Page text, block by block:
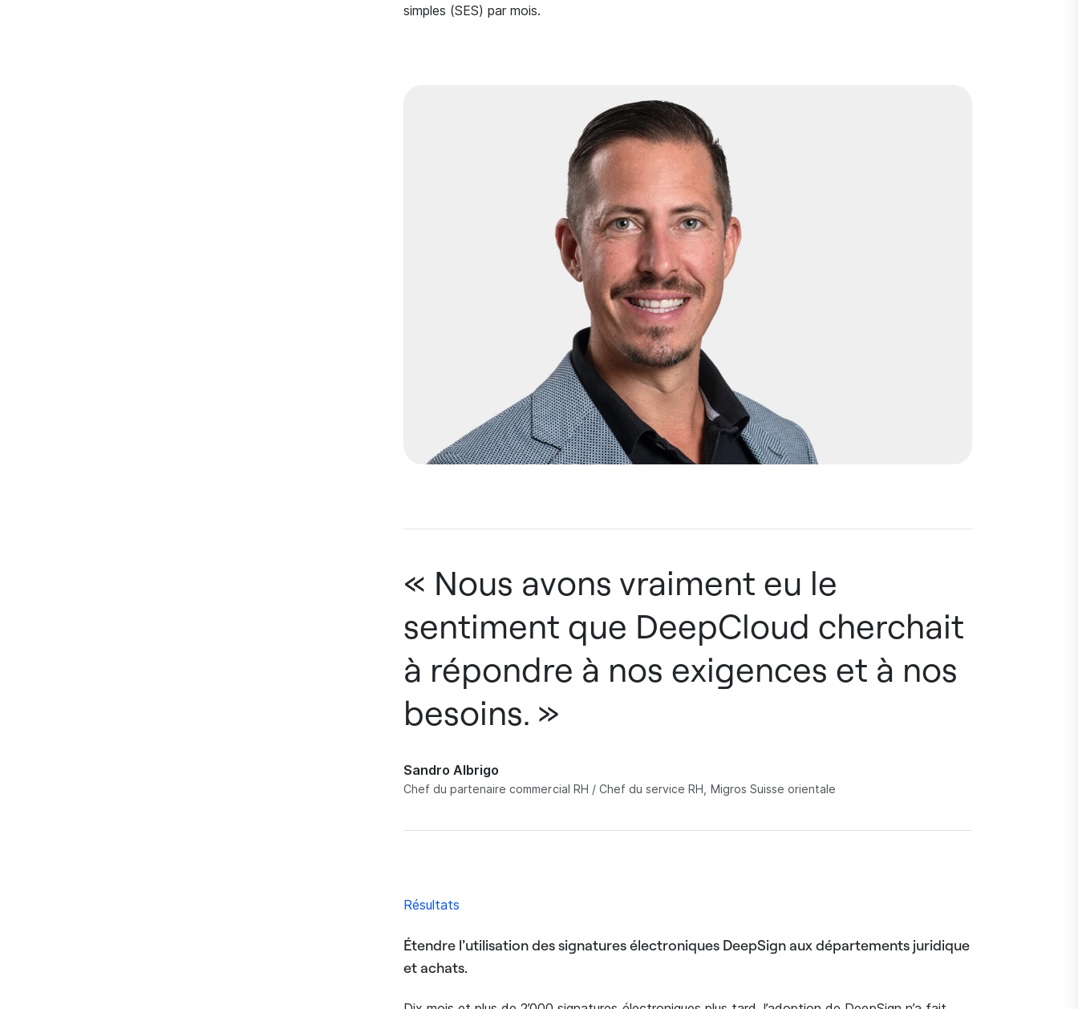
simples (SES) par mois.
« Nous avons vraiment eu le
sentiment que DeepCloud cherchait
à répondre à nos exigences et à nos
besoins. »
Sandro Albrigo
Chef du partenaire commercial RH / Chef du service RH, Migros Suisse orientale
Résultats
Étendre l’utilisation des signatures électroniques DeepSign aux départements juridique
et achats.